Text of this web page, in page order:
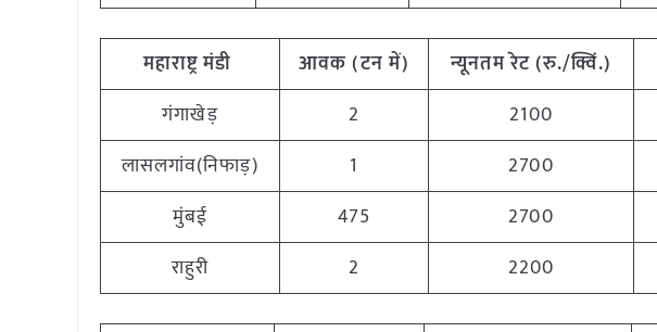
महाराष्ट्र मंडी आवक (टन में) न्यूनतम रेट (रु./क्विं.)
गंगाखेड़
2 2100
लासलगांव(निफाड़)
1 2700
मुंबई
475 2700
राहुरी
2 2200